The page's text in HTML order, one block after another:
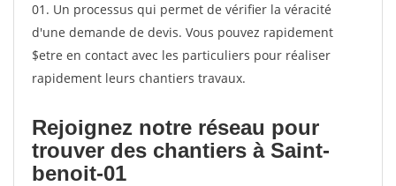
01. Un processus qui permet de vérifier la véracité
d'une demande de devis. Vous pouvez rapidement
$etre en contact avec les particuliers pour réaliser
rapidement leurs chantiers travaux.
Rejoignez notre réseau pour
trouver des chantiers à Saint-
benoit-01